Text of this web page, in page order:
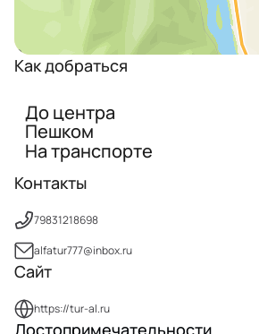
Как добраться
До центра
Пешком
На транспорте
Контакты
79831218698
alfatur777@inbox.ru
Сайт
https://tur-al.ru
Достопримечательности